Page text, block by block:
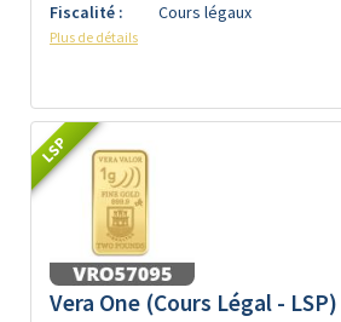
Fiscalité :
Cours légaux
Plus de détails
LSP
Vera One (Cours Légal - LSP)